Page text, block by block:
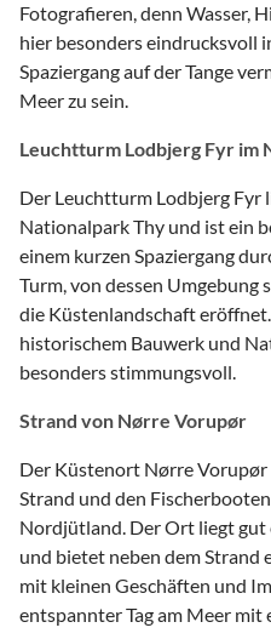
Fotografieren, denn Wasser,
hier besonders eindrucksvoll
Spaziergang auf der Tange
Meer zu sein.
Leuchtturm Lodbjerg Fyr im
Der Leuchtturm Lodbjerg Fyr
Nationalpark Thy und ist ein
einem kurzen Spaziergang
Turm, von dessen Umgebung
die Küstenlandschaft
historischem Bauwerk und
besonders stimmungsvoll.
Strand von Nørre Vorupør
Der Küstenort Nørre
Strand und den
Nordjütland. Der Ort liegt
und bietet neben dem Strand
mit kleinen Geschäften und
entspannter Tag am Meer